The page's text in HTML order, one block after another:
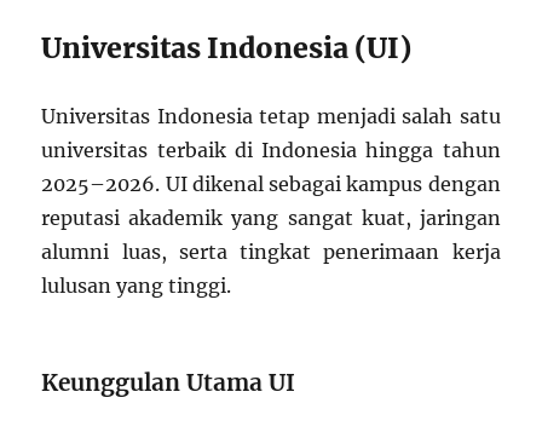
Universitas Indonesia (UI)
Universitas Indonesia tetap menjadi salah satu
universitas terbaik di Indonesia hingga tahun
2025–2026. UI dikenal sebagai kampus dengan
reputasi akademik yang sangat kuat, jaringan
alumni luas, serta tingkat penerimaan kerja
lulusan yang tinggi.
Keunggulan Utama UI